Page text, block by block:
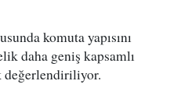
komuta yapısını
daha geniş kapsamlı
değerlendiriliyor.